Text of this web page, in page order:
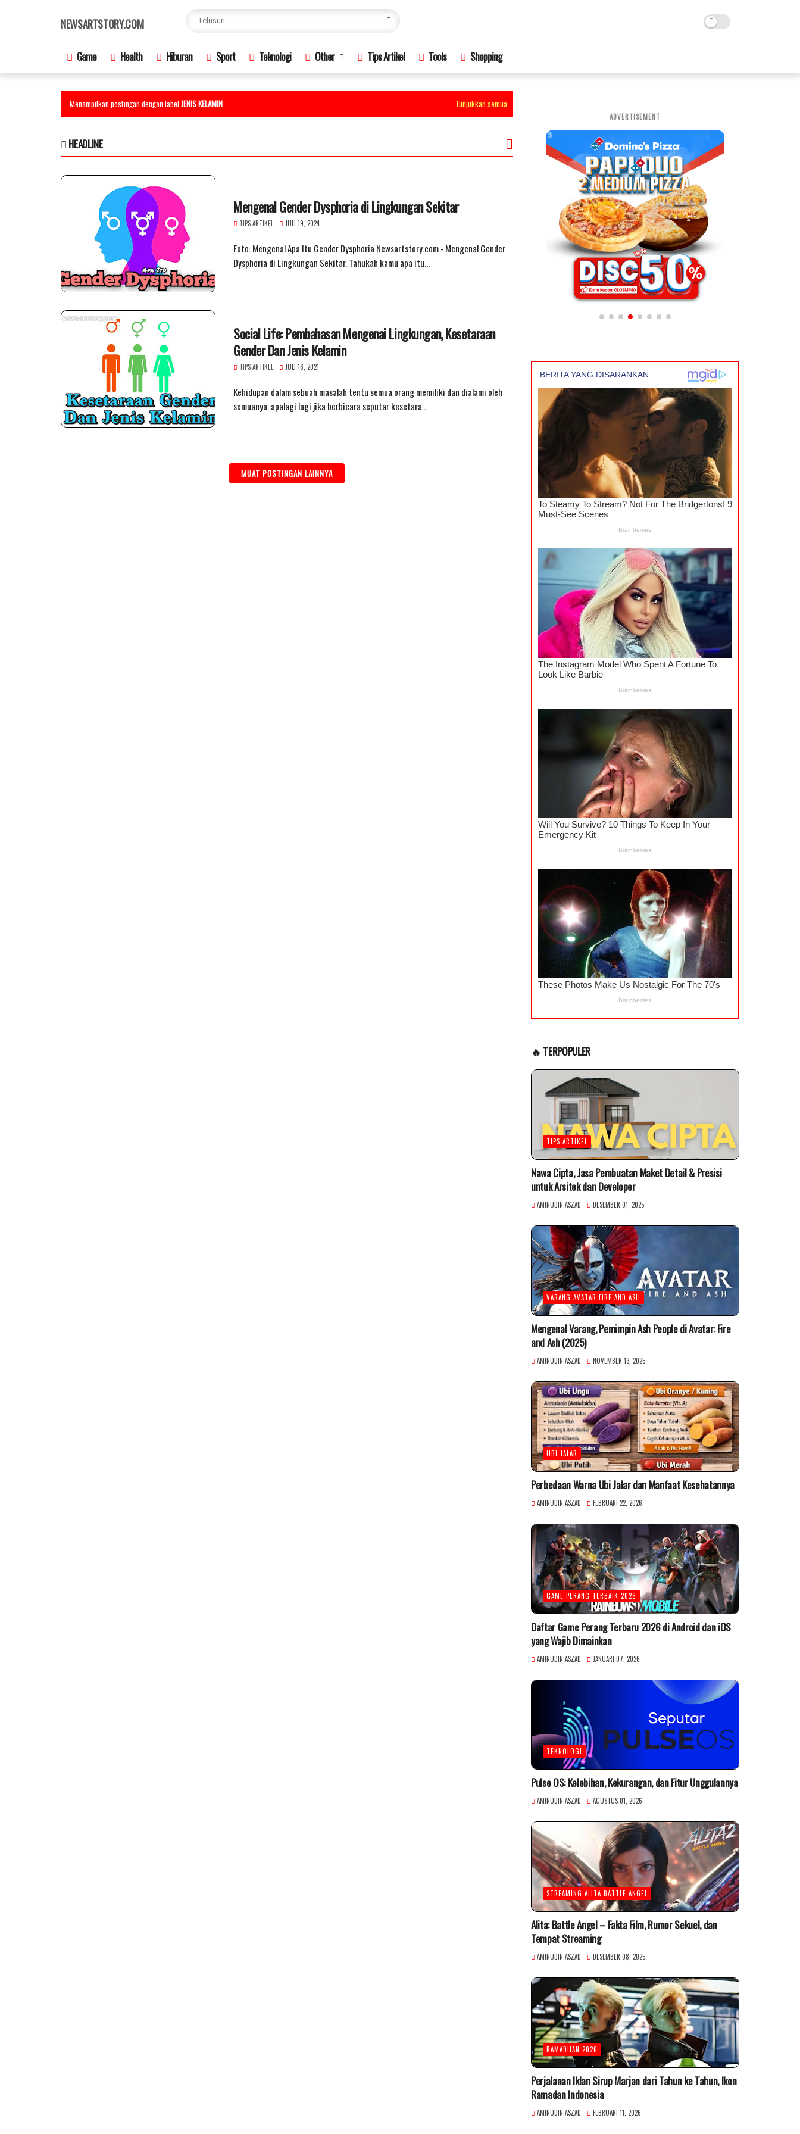
NEWSARTSTORY.COM
Game Health Hiburan Sport Teknologi Other Tips Artikel Tools Shopping
Menampilkan postingan dengan labelJENIS KELAMIN Tunjukkan semua
HEADLINE
Mengenal Gender Dysphoria di Lingkungan Sekitar
TIPS ARTIKEL JULI 19, 2024
Foto: Mengenal Apa Itu Gender Dysphoria Newsartstory.com - Mengenal Gender
Dysphoria di Lingkungan Sekitar. Tahukah kamu apa itu…
Social Life: Pembahasan Mengenai Lingkungan, Kesetaraan
Gender Dan Jenis Kelamin
TIPS ARTIKEL JULI 16, 2021
Kehidupan dalam sebuah masalah tentu semua orang memiliki dan dialami oleh
semuanya. apalagi lagi jika berbicara seputar kesetara…
MUAT POSTINGAN LAINNYA
ADVERTISEMENT
🔥 TERPOPULER
TIPS ARTIKEL
Nawa Cipta, Jasa Pembuatan Maket Detail & Presisi
untuk Arsitek dan Developer
AMINUDIN ASZAD DESEMBER 01, 2025
VARANG AVATAR FIRE AND ASH
Mengenal Varang, Pemimpin Ash People di Avatar: Fire
and Ash (2025)
AMINUDIN ASZAD NOVEMBER 13, 2025
UBI JALAR
Perbedaan Warna Ubi Jalar dan Manfaat Kesehatannya
AMINUDIN ASZAD FEBRUARI 22, 2026
GAME PERANG TERBAIK 2026
Daftar Game Perang Terbaru 2026 di Android dan iOS
yang Wajib Dimainkan
AMINUDIN ASZAD JANUARI 07, 2026
TEKNOLOGI
Pulse OS: Kelebihan, Kekurangan, dan Fitur Unggulannya
AMINUDIN ASZAD AGUSTUS 01, 2026
STREAMING ALITA BATTLE ANGEL
Alita: Battle Angel – Fakta Film, Rumor Sekuel, dan
Tempat Streaming
AMINUDIN ASZAD DESEMBER 08, 2025
RAMADHAN 2026
Perjalanan Iklan Sirup Marjan dari Tahun ke Tahun, Ikon
Ramadan Indonesia
AMINUDIN ASZAD FEBRUARI 11, 2026